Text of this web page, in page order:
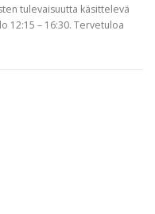
tulevaisuutta käsittelevä
12:15 – 16:30. Tervetuloa